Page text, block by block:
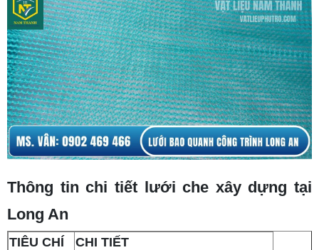
Thông tin chi tiết lưới che xây dựng tại
Long An
TIÊU CHÍ
CHI TIẾT